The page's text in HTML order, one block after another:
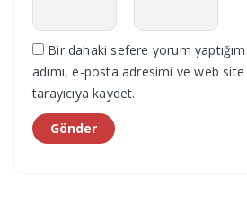
Bir dahaki sefere yorum
adımı, e-posta adresimi ve web
tarayıcıya kaydet.